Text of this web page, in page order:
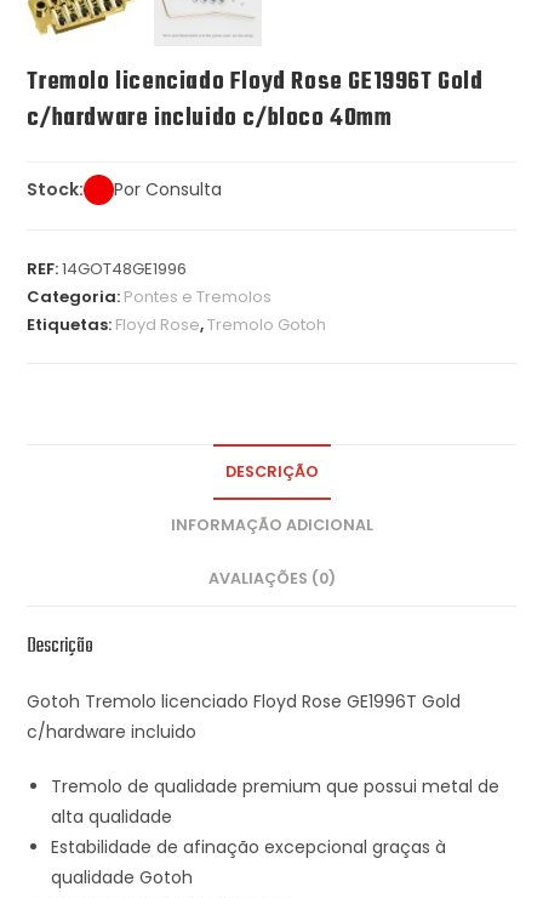
Tremolo licenciado Floyd Rose GE1996T Gold
c/hardware incluido c/bloco 40mm
Stock: Por Consulta
REF:14GOT48GE1996
Categoria: Pontes e Tremolos
Etiquetas: Floyd Rose,Tremolo Gotoh
DESCRIÇÃO
INFORMAÇÃO ADICIONAL
AVALIAÇÕES (0)
Descrição
Gotoh Tremolo licenciado Floyd Rose GE1996T Gold
c/hardware incluido
Tremolo de qualidade premium que possui metal de
alta qualidade
Estabilidade de afinação excepcional graças à
qualidade Gotoh